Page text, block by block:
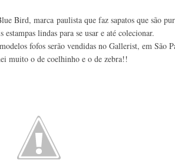
Bird, marca paulista que faz sapatos que são
estampas lindas para se usar e até colecionar.
fofos serão vendidas no Gallerist, em São
muito o de coelhinho e o de zebra!!